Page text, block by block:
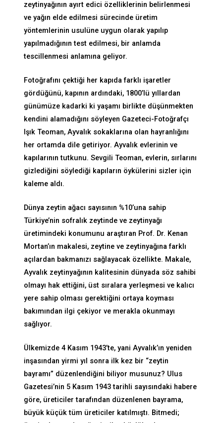
zeytinyağının ayırt edici özelliklerinin belirlenmesi
ve yağın elde edilmesi sürecinde üretim
yöntemlerinin usulüne uygun olarak yapılıp
yapılmadığının test edilmesi, bir anlamda
tescillenmesi anlamına geliyor.
Fotoğrafını çektiği her kapıda farklı işaretler
gördüğünü, kapının ardındaki, 1800’lü yıllardan
günümüze kadarki ki yaşamı birlikte düşünmekten
kendini alamadığını söyleyen Gazeteci-Fotoğrafçı
Işık Teoman, Ayvalık sokaklarına olan hayranlığını
her ortamda dile getiriyor. Ayvalık evlerinin ve
kapılarının tutkunu. Sevgili Teoman, evlerin, sırlarını
gizlediğini söylediği kapıların öykülerini sizler için
kaleme aldı.
Dünya zeytin ağacı sayısının %10’una sahip
Türkiye’nin sofralık zeytinde ve zeytinyağı
üretimindeki konumunu araştıran Prof. Dr. Kenan
Mortan’ın makalesi, zeytine ve zeytinyağına farklı
açılardan bakmanızı sağlayacak özellikte. Makale,
Ayvalık zeytinyağının kalitesinin dünyada söz sahibi
olmayı hak ettiğini, üst sıralara yerleşmesi ve kalıcı
yere sahip olması gerektiğini ortaya koyması
bakımından ilgi çekiyor ve merakla okunmayı
sağlıyor.
Ülkemizde 4 Kasım 1943’te, yani Ayvalık’ın yeniden
inşasından yirmi yıl sonra ilk kez bir “zeytin
bayramı” düzenlendiğini biliyor musunuz? Ulus
Gazetesi’nin 5 Kasım 1943 tarihli sayısındaki habere
göre, üreticiler tarafından düzenlenen bayrama,
büyük küçük tüm üreticiler katılmıştı. Bitmedi;